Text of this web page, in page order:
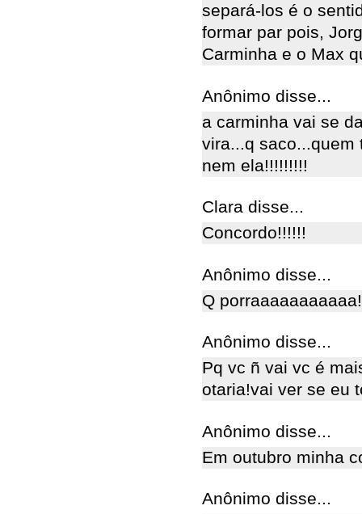
separá-los é o
formar par pois,
Carminha e o Max
Anônimo disse...
a carminha vai se
vira...q saco...quem
nem ela!!!!!!!!!
Clara disse...
Concordo!!!!!!
Anônimo disse...
Q
Anônimo disse...
Pq vc ñ vai vc é
otaria!vai ver se eu
Anônimo disse...
Em outubro minha
Anônimo disse...